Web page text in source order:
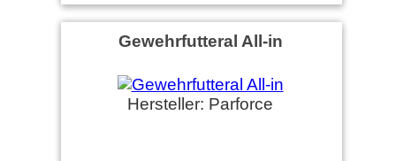
Gewehrfutteral All-in
Hersteller: Parforce